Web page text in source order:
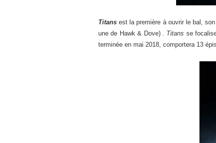
Titans est la première à ouvrir le bal,
une de Hawk & Dove) . Titans se
terminée en mai 2018, comportera 13